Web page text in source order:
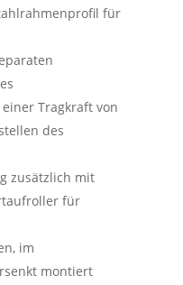
für
Tragkraft von
des
zusätzlich mit
für
im
montiert